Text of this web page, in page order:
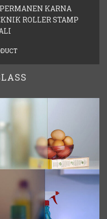
KARNA
ROLLER STAMP